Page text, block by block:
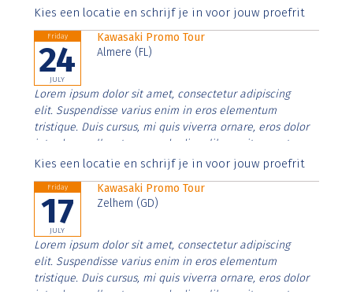
Aenean faucibus nibh et justo cursus id rutrum lorem
Kies een locatie en schrijf je in voor jouw proefrit
Friday
24
JULY
Kawasaki Promo Tour
Almere (FL)
Lorem ipsum dolor sit amet, consectetur adipiscing
elit. Suspendisse varius enim in eros elementum
tristique. Duis cursus, mi quis viverra ornare, eros dolor
interdum nulla, ut commodo diam libero vitae erat.
Aenean faucibus nibh et justo cursus id rutrum lorem
Kies een locatie en schrijf je in voor jouw proefrit
Friday
17
JULY
Kawasaki Promo Tour
Zelhem (GD)
Lorem ipsum dolor sit amet, consectetur adipiscing
elit. Suspendisse varius enim in eros elementum
tristique. Duis cursus, mi quis viverra ornare, eros dolor
interdum nulla, ut commodo diam libero vitae erat.